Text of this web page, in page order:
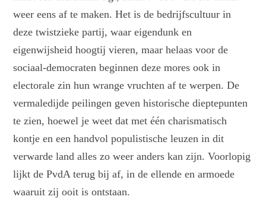
weer eens af te maken. Het is de bedrijfscultuur in
deze twistzieke partij, waar eigendunk en
eigenwijsheid hoogtij vieren, maar helaas voor de
sociaal-democraten beginnen deze mores ook in
electorale zin hun wrange vruchten af te werpen. De
vermaledijde peilingen geven historische dieptepunten
te zien, hoewel je weet dat met één charismatisch
kontje en een handvol populistische leuzen in dit
verwarde land alles zo weer anders kan zijn. Voorlopig
lijkt de PvdA terug bij af, in de ellende en armoede
waaruit zij ooit is ontstaan.